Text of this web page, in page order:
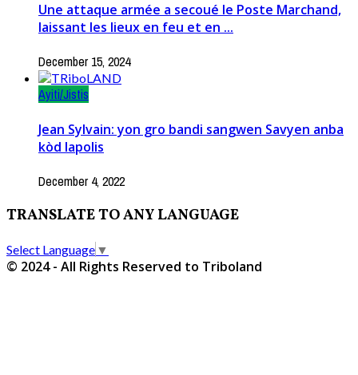
Une attaque armée a secoué le Poste Marchand,
laissant les lieux en feu et en ...
December 15, 2024
Ayiti/Jistis
Jean Sylvain: yon gro bandi sangwen Savyen anba
kòd lapolis
December 4, 2022
TRANSLATE TO ANY LANGUAGE
Select Language ▼
© 2024 - All Rights Reserved to Triboland